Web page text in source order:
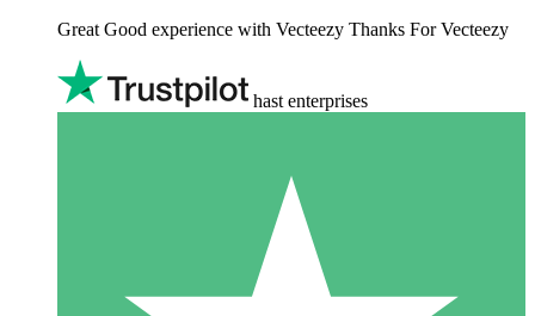
Great Good experience with Vecteezy Thanks For Vecteezy
hast enterprises